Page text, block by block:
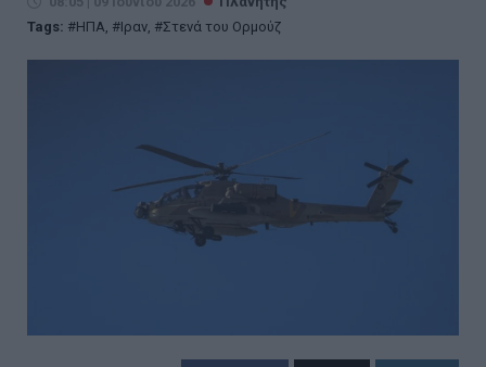
Tags:
ΗΠΑ, Ιραν, Στενά του Ορμούζ